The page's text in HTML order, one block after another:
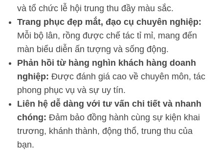
và tổ chức lễ hội trung thu đầy màu sắc.
Trang phục đẹp mắt, đạo cụ chuyên nghiệp:
Mỗi bộ lân, rồng được chế tác tỉ mỉ, mang đến
màn biểu diễn ấn tượng và sống động.
Phản hồi từ hàng nghìn khách hàng doanh
nghiệp: Được đánh giá cao về chuyên môn, tác
phong phục vụ và sự uy tín.
Liên hệ dễ dàng với tư vấn chi tiết và nhanh
chóng: Đảm bảo đồng hành cùng sự kiện khai
trương, khánh thành, động thổ, trung thu của
bạn.